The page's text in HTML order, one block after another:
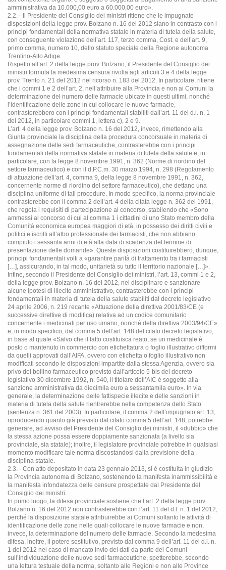
amministrativa da 10.000,00 euro a 60.000,00 euro».
2.2.– Il Presidente del Consiglio dei ministri ritiene che le impugnate
disposizioni della legge prov. Bolzano n. 16 del 2012 siano in contrasto con i
principi fondamentali della normativa statale in materia di tutela della salute,
con conseguente violazione dell’art. 117, terzo comma, Cost. e dell’art. 9,
primo comma, numero 10, dello statuto speciale della Regione autonoma
Trentino-Alto Adige.
Rispetto all’art. 2 della legge prov. Bolzano, il Presidente del Consiglio dei
ministri formula la medesima censura rivolta agli articoli 3 e 4 della legge
prov. Trento n. 21 del 2012 nel ricorso n. 183 del 2012. In particolare, ritiene
che i commi 1 e 2 dell’art. 2, nell’attribuire alla Provincia e non ai Comuni la
determinazione del numero delle farmacie ubicate in questi ultimi, nonché
l’identificazione delle zone in cui collocare le nuove farmacie,
contrasterebbero con i principi fondamentali stabiliti dall’art. 11 del d.l. n. 1
del 2012, in particolare commi 1, lettera c), 2 e 9.
L’art. 4 della legge prov. Bolzano n. 16 del 2012, invece, rimettendo alla
Giunta provinciale la disciplina della procedura concorsuale in materia di
assegnazione delle sedi farmaceutiche, contrasterebbe con i principi
fondamentali della normativa statale in materia di tutela della salute e, in
particolare, con la legge 8 novembre 1991, n. 362 (Norme di riordino del
settore farmaceutico) e con il d.P.C.m. 30 marzo 1994, n. 298 (Regolamento
di attuazione dell’art. 4, comma 9, della legge 8 novembre 1991, n. 362,
concernente norme di riordino del settore farmaceutico), che dettano una
disciplina uniforme di tali procedure. In modo specifico, la norma provinciale
contrasterebbe con il comma 2 dell’art. 4 della citata legge n. 362 del 1991,
che regola i requisiti di partecipazione al concorso, stabilendo che «Sono
ammessi al concorso di cui al comma 1 i cittadini di uno Stato membro della
Comunità economica europea maggiori di età, in possesso dei diritti civili e
politici e iscritti all’albo professionale dei farmacisti, che non abbiano
compiuto i sessanta anni di età alla data di scadenza del termine di
presentazione delle domande». Queste disposizioni costituirebbero, dunque,
principi fondamentali volti a «garantire parità di trattamento tra i farmacisti
[…], assicurando, in tal modo, unitarietà su tutto il territorio nazionale […]».
Infine, secondo il Presidente del Consiglio dei ministri, l’art. 13, commi 1 e 2,
della legge prov. Bolzano n. 16 del 2012, nel disciplinare e sanzionare
alcune ipotesi di illecito amministrativo, contrasterebbe con i principi
fondamentali in materia di tutela della salute stabiliti dal decreto legislativo
24 aprile 2006, n. 219 recante «Attuazione della direttiva 2001/83/CE (e
successive direttive di modifica) relativa ad un codice comunitario
concernente i medicinali per uso umano, nonché della direttiva 2003/94/CE»
e, in modo specifico, dal comma 5 dell’art. 148 del citato decreto legislativo,
in base al quale «Salvo che il fatto costituisca reato, se un medicinale è
posto o mantenuto in commercio con etichettatura o foglio illustrativo difformi
da quelli approvati dall’AIFA, ovvero con etichetta o foglio illustrativo non
modificati secondo le disposizioni impartite dalla stessa Agenzia, ovvero sia
privo del bollino farmaceutico previsto dall’articolo 5-bis del decreto
legislativo 30 dicembre 1992, n. 540, il titolare dell’AIC è soggetto alla
sanzione amministrativa da diecimila euro a sessantamila euro». In via
generale, la determinazione delle fattispecie illecite e delle sanzioni in
materia di tutela della salute rientrerebbe nella competenza dello Stato
(sentenza n. 361 del 2003). In particolare, il comma 2 dell’impugnato art. 13,
riproducendo quanto già previsto dal citato comma 5 dell’art. 148, potrebbe
generare, ad avviso del Presidente del Consiglio dei ministri, il «dubbio» che
la stessa azione possa essere doppiamente sanzionata (a livello sia
provinciale, sia statale); inoltre, il legislatore provinciale potrebbe in qualsiasi
momento modificare tale norma discostandosi dalla previsione della
disciplina statale.
2.3.– Con atto depositato in data 23 gennaio 2013, si è costituita in giudizio
la Provincia autonoma di Bolzano, sostenendo la manifesta inammissibilità e
la manifesta infondatezza delle censure prospettate dal Presidente del
Consiglio dei ministri.
In primo luogo, la difesa provinciale sostiene che l’art. 2 della legge prov.
Bolzano n. 16 del 2012 non contrasterebbe con l’art. 11 del d.l. n. 1 del 2012,
perché la disposizione statale attribuirebbe ai Comuni soltanto le attività di
identificazione delle zone nelle quali collocare le nuove farmacie e non,
invece, la determinazione del numero delle farmacie. Secondo la medesima
difesa, inoltre, il potere sostitutivo, previsto dal comma 9 dell’art. 11 del d.l. n.
1 del 2012 nel caso di mancato invio dei dati da parte dei Comuni
sull’individuazione delle nuove sedi farmaceutiche, spetterebbe, secondo
una lettura testuale della norma, soltanto alle Regioni e non alle Province